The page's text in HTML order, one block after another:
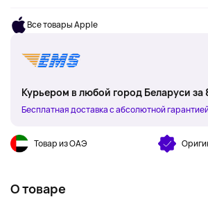
Все товары Apple
Курьером в любой город Беларуси за
Бесплатная доставка с абсолютной
Товар из ОАЭ
О товаре